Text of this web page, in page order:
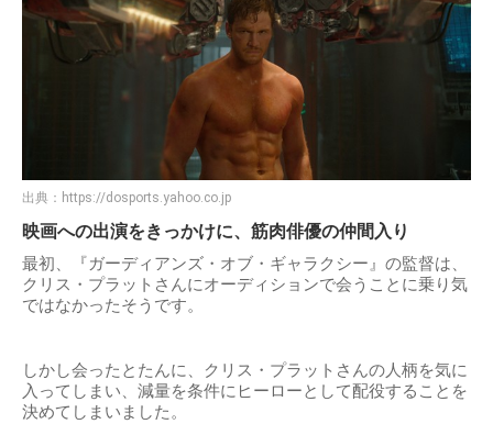
出典： https://dosports.yahoo.co.jp
映画への出演をきっかけに、筋肉俳優の仲間入り
最初、『ガーディアンズ・オブ・ギャラクシー』の監督は、
クリス・プラットさんにオーディションで会うことに乗り気
ではなかったそうです。
しかし会ったとたんに、クリス・プラットさんの人柄を気に
入ってしまい、減量を条件にヒーローとして配役することを
決めてしまいました。